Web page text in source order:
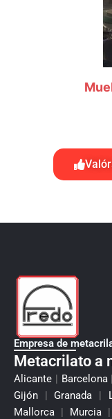
Empresa de
Metacrilato a
Alicante | Barcelona |
Gijón | Granada |
Mallorca | Murcia |